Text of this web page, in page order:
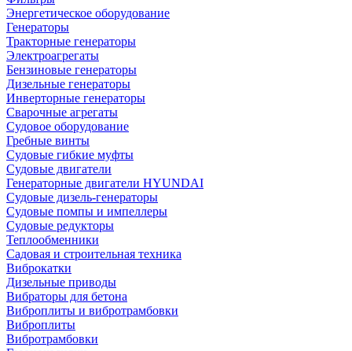
Энергетическое оборудование
Генераторы
Тракторные генераторы
Электроагрегаты
Бензиновые генераторы
Дизельные генераторы
Инверторные генераторы
Сварочные агрегаты
Судовое оборудование
Гребные винты
Судовые гибкие муфты
Судовые двигатели
Генераторные двигатели HYUNDAI
Судовые дизель-генераторы
Судовые помпы и импеллеры
Судовые редукторы
Теплообменники
Садовая и строительная техника
Виброкатки
Дизельные приводы
Вибраторы для бетона
Виброплиты и вибротрамбовки
Виброплиты
Вибротрамбовки